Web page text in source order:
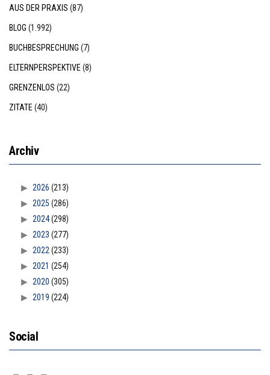
AUS DER PRAXIS (87)
BLOG (1.992)
BUCHBESPRECHUNG (7)
ELTERNPERSPEKTIVE(8)
GRENZENLOS (22)
ZITATE(40)
Archiv
2026 (213)
2025 (286)
2024(298)
2023 (277)
2022(233)
2021 (254)
2020 (305)
2019 (224)
Social